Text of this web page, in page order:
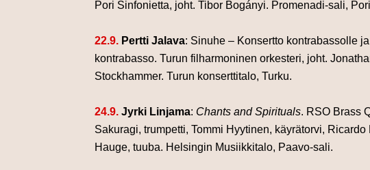
Pori Sinfonietta, joht. Tibor Bogányi. Promenadi-sali,
22.9. Pertti Jalava: Sinuhe – Konsertto kontrabassolle
kontrabasso. Turun filharmoninen orkesteri, joht.
Stockhammer. Turun konserttitalo, Turku.
24.9. Jyrki Linjama: Chants and Spirituals. RSO Brass
Sakuragi, trumpetti, Tommi Hyytinen, käyrätorvi,
Hauge, tuuba. Helsingin Musiikkitalo, Paavo-sali.